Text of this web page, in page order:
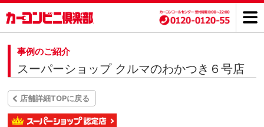
事例のご紹介
スーパーショップ クルマのわかつき６号店
店舗詳細TOPに戻る